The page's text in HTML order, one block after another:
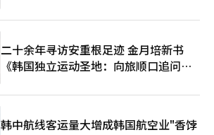
二十余年寻访安重根足迹 金月培新书
《韩国独立运动圣地：向旅顺口追问历
韩中航线客运量大增成韩国航空业"香饽